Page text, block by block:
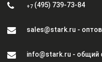
+7 (495) 739-73-84
sales@stark.ru -
info@stark.ru - общий